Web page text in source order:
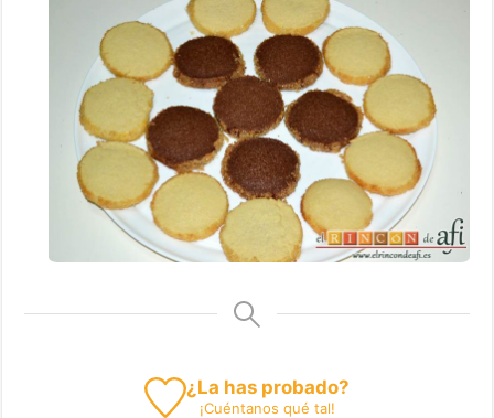
¿La has probado?
¡Cuéntanos qué tal!